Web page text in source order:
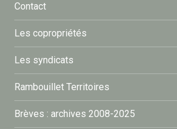
Contact
Les copropriétés
Les syndicats
Rambouillet Territoires
Brèves : archives 2008-2025